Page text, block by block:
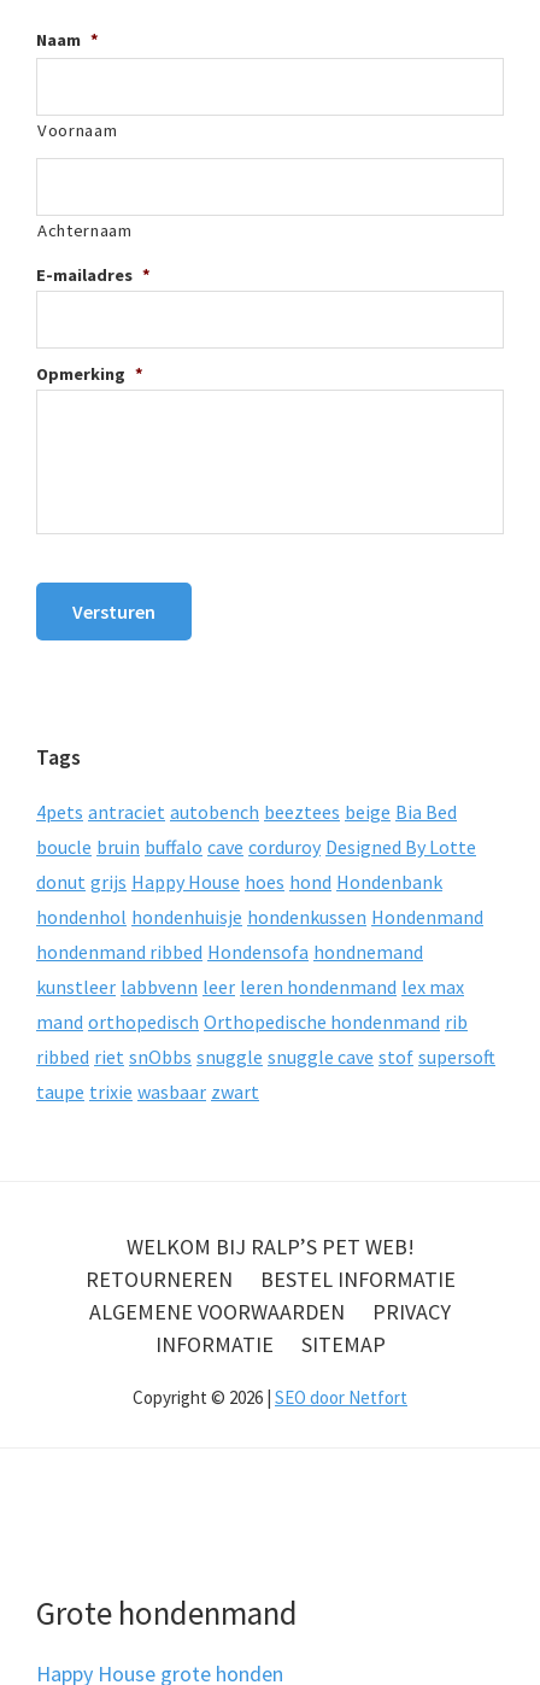
Naam *
Voornaam
Achternaam
E-mailadres *
Opmerking *
Versturen
Tags
4pets antraciet autobench beeztees beige Bia Bed
boucle bruin buffalo cave corduroy Designed By Lotte
donut grijs Happy House hoes hond Hondenbank
hondenhol hondenhuisje hondenkussen Hondenmand
hondenmand ribbed Hondensofa hondnemand
kunstleer labbvenn leer leren hondenmand lex max
mand orthopedisch Orthopedische hondenmand rib
ribbed riet snObbs snuggle snuggle cave stof supersoft
taupe trixie wasbaar zwart
WELKOM BIJ RALP’S PET WEB!
RETOURNEREN
BESTEL INFORMATIE
ALGEMENE VOORWAARDEN
PRIVACY
INFORMATIE
SITEMAP
Copyright © 2026 | SEO door Netfort
Grote hondenmand
Happy House grote honden